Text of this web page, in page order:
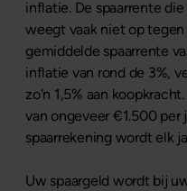
inflatie. De spaarrente
weegt vaak niet op
gemiddelde spaarrente
inflatie van rond de 3%,
zo'n 1,5% aan
van ongeveer €1.500 per
spaarrekening wordt elk
Uw spaargeld wordt bij